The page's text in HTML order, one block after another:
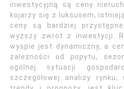
inwestycyjną są ceny
kojarzy się z luksusem,
ceny są bardziej
wyższy zwrot z inwestycji.
wyspie jest dynamiczny, a
zależności od popytu,
ogólnej sytuacji
szczegółowej analizy rynku,